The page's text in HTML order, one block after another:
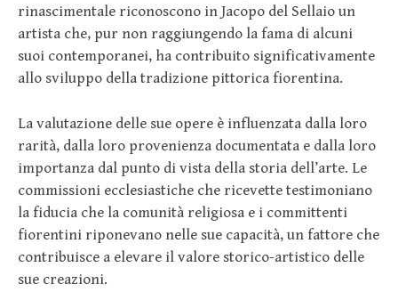
rinascimentale riconoscono in Jacopo del Sellaio un
artista che, pur non raggiungendo la fama di alcuni
suoi contemporanei, ha contribuito significativamente
allo sviluppo della tradizione pittorica fiorentina.
La valutazione delle sue opere è influenzata dalla loro
rarità, dalla loro provenienza documentata e dalla loro
importanza dal punto di vista della storia dell’arte. Le
commissioni ecclesiastiche che ricevette testimoniano
la fiducia che la comunità religiosa e i committenti
fiorentini riponevano nelle sue capacità, un fattore che
contribuisce a elevare il valore storico-artistico delle
sue creazioni.